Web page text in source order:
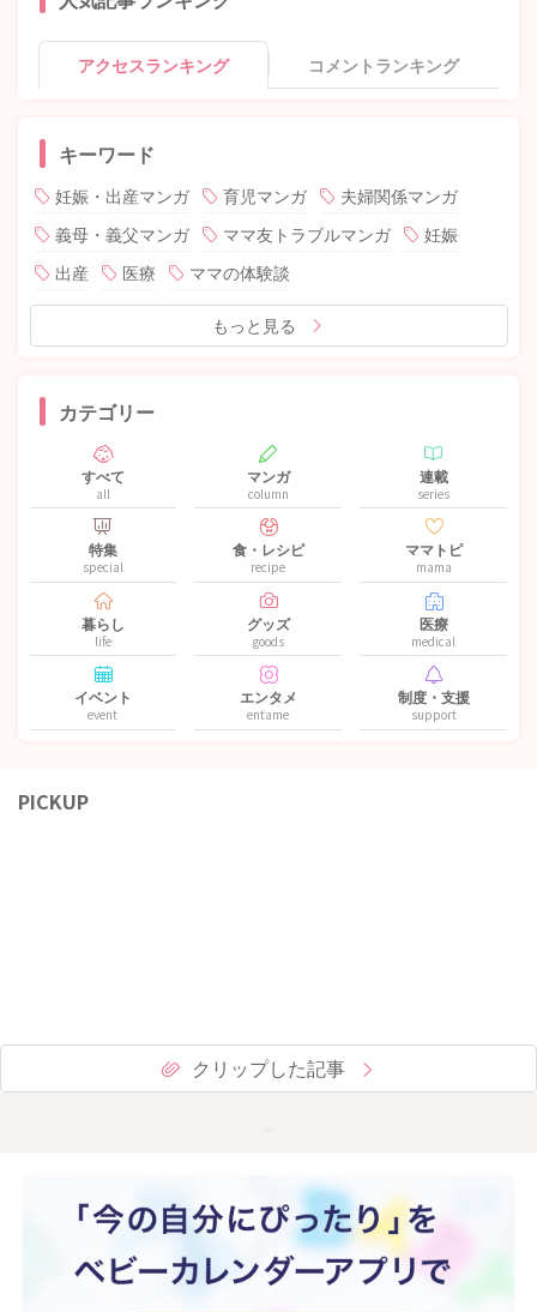
アクセスランキング コメントランキング
キーワード
妊娠・出産マンガ 育児マンガ
夫婦関係マンガ
義母・義父マンガ
ママ友トラブルマンガ
妊娠
出産
医療 ママの体験談
もっと見る
カテゴリー
すべて
all
マンガ
column
連載
series
特集
special
食・レシピ
recipe
ママトピ
mama
暮らし
life
グッズ
goods
医療
medical
イベント
event
エンタメ
entame
制度・支援
support
PICKUP
クリップした記事